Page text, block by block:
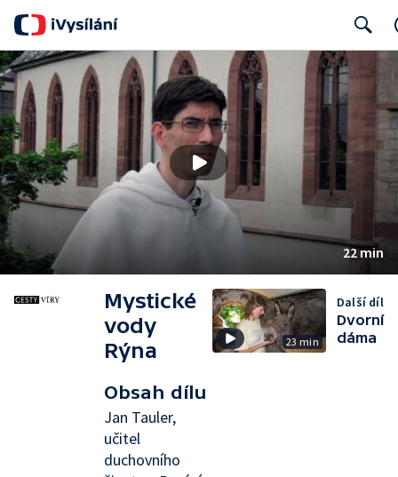
Search
22 min
Mystické
vody
Rýna
Obsah dílu
Jan Tauler,
učitel
duchovního
23 min
Další díl
Dvorní
dáma